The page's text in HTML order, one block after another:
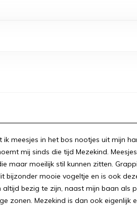
ik meesjes in het bos nootjes uit mijn
mij sinds die tijd Mezekind.
maar moeilijk stil kunnen zitten.
bijzonder mooie vogeltje en is ook
altijd bezig te zijn, naast mijn baan als
zonen. Mezekind is dan ook eigenlijk